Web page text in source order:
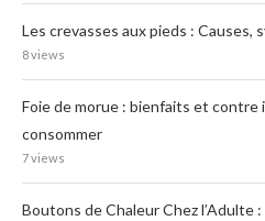
Les crevasses aux pieds : Causes,
8 views
Foie de morue : bienfaits et contre
consommer
7 views
Boutons de Chaleur Chez l’Adulte